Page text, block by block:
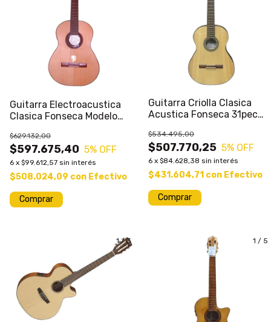
Guitarra Electroacustica
Clasica Fonseca Modelo
$597.675,40
$629.132,00
5% OFF
6 x $99.612,57 sin interés
$508.024,09 con Efectivo
Comprar
Guitarra Criolla Clasica
Acustica Fonseca 31pec
$507.770,25
$534.495,00
5% OFF
6 x $84.628,38 sin interés
$431.604,71 con Efectivo
Comprar
1/3 1 / 5